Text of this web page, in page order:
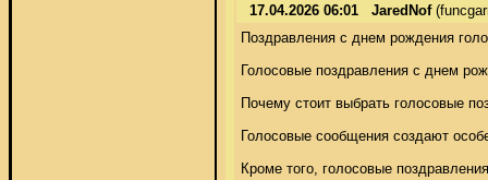
17.04.2026 06:01 JaredNof
Поздравления с днем рождения
Голосовые поздравления с днем
Почему стоит выбрать голосовые
Голосовые сообщения создают
Кроме того, голосовые